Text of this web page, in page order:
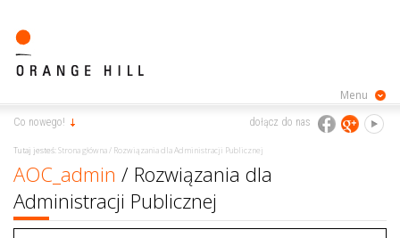
Menu
Co nowego! dołącz do nas
Tutaj jesteś:Strona główna/ Rozwiązania dla Administracji Publicznej
AOC_admin / Rozwiązania dla
Administracji Publicznej